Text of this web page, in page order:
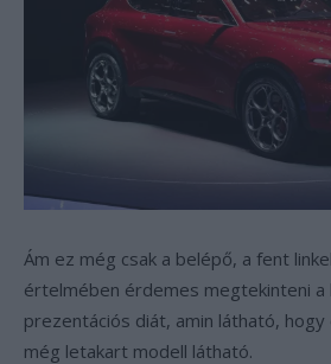
Ám ez még csak a belépő, a fent
értelmében érdemes megtekinteni a
prezentációs diát, amin látható, hogy
még letakart modell látható.